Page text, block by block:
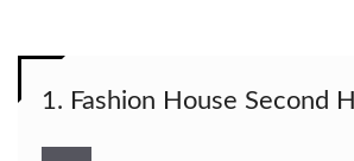
1. Fashion House Second